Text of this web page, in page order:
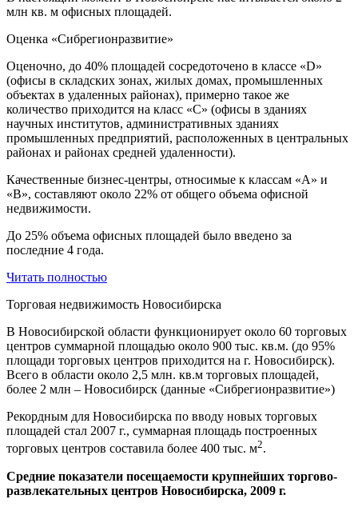
млн кв. м офисных площадей.
Оценка «Сибрегионразвитие»
Оценочно, до 40% площадей сосредоточено в классе «D»
(офисы в складских зонах, жилых домах, промышленных
объектах в удаленных районах), примерно такое же
количество приходится на класс «С» (офисы в зданиях
научных институтов, административных зданиях
промышленных предприятий, расположенных в центральных
районах и районах средней удаленности).
Качественные бизнес-центры, относимые к классам «А» и
«В», составляют около 22% от общего объема офисной
недвижимости.
До 25% объема офисных площадей было введено за
последние 4 года.
Читать полностью
Торговая недвижимость Новосибирска
В Новосибирской области функционирует около 60 торговых
центров суммарной площадью около 900 тыс. кв.м. (до 95%
площади торговых центров приходится на г. Новосибирск).
Всего в области около 2,5 млн. кв.м торговых площадей,
более 2 млн – Новосибирск (данные «Сибрегионразвитие»)
Рекордным для Новосибирска по вводу новых торговых
площадей стал 2007 г., суммарная площадь построенных
торговых центров составила более 400 тыс. м2.
Средние показатели посещаемости крупнейших торгово-
развлекательных центров Новосибирска, 2009 г.